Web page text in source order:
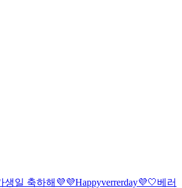
생일 축하해💜💜Happyverrerday💜🤍베러